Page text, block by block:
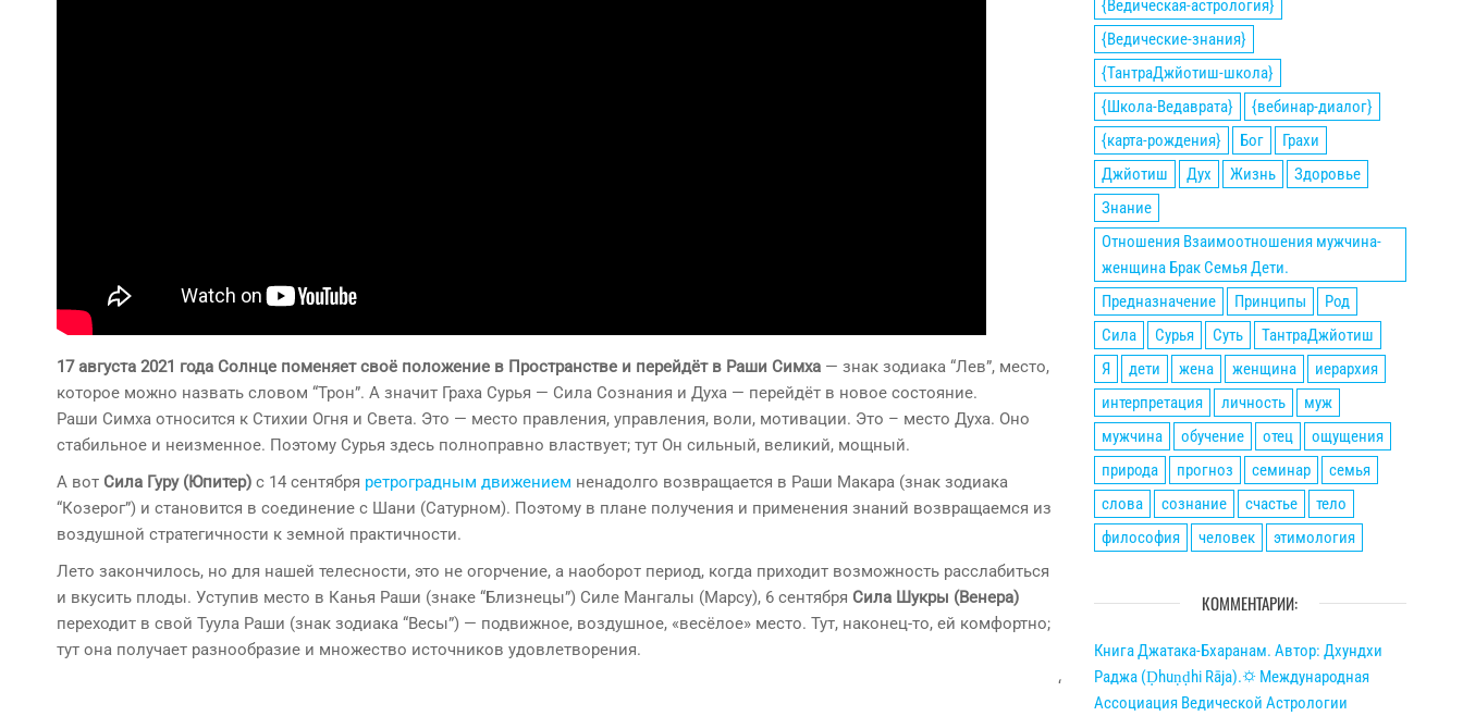
17 августа 2021 года Солнце поменяет своё положение в Пространстве и перейдёт в Раши Симха — знак зодиака “Лев”, место,
которое можно назвать словом “Трон”. А значит Граха Сурья — Сила Сознания и Духа — перейдёт в новое состояние.
Раши Симха относится к Стихии Огня и Света. Это — место правления, управления, воли, мотивации. Это – место Духа. Оно
стабильное и неизменное. Поэтому Сурья здесь полноправно властвует; тут Он сильный, великий, мощный.
А вот Сила Гуру (Юпитер) с 14 сентября ретроградным движением ненадолго возвращается в Раши Макара (знак зодиака
“Козерог”) и становится в соединение с Шани (Сатурном). Поэтому в плане получения и применения знаний возвращаемся из
воздушной стратегичности к земной практичности.
Лето закончилось, но для нашей телесности, это не огорчение, а наоборот период, когда приходит возможность расслабиться
и вкусить плоды. Уступив место в Канья Раши (знаке “Близнецы”) Силе Мангалы (Марсу), 6 сентября Сила Шукры (Венера)
переходит в свой Туула Раши (знак зодиака “Весы”) — подвижное, воздушное, «весёлое» место. Тут, наконец-то, ей комфортно;
тут она получает разнообразие и множество источников удовлетворения.
‘
{Ведическая-астрология}
{Ведические-знания}
{ТантраДжйотиш-школа}
{Школа-Ведаврата}
{вебинар-диалог}
{карта-рождения}
Бог
Грахи
Джйотиш
Дух Жизнь
Здоровье
Знание
Отношения Взаимоотношения мужчина-
женщина Брак Семья Дети.
Предназначение
Принципы
Род
Сила
Сурья Суть
ТантраДжйотиш
Я
дети жена женщина
иерархия
интерпретация
личность
муж
мужчина
обучение отец
ощущения
природа
прогноз семинар
семья
слова
сознание счастье
тело
философия
человек этимология
КОММЕНТАРИИ:
Книга Джатака-Бхаранам. Автор: Дхундхи
Раджа (Ḍhuṇḍhi Rāja).🌣 Международная
Ассоциация Ведической Астрологии